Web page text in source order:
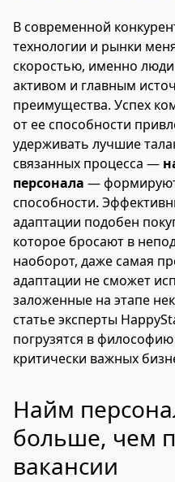
В современной
технологии и рынки
скоростью, именно
активом и главным
преимущества. Успех
от ее способности
удерживать лучшие
связанных процесса —
персонала —
способности.
адаптации подобен
которое бросают в
наоборот, даже самая
адаптации не сможет
заложенные на этапе
статье эксперты
погрузятся в философию
критически важных
Найм
больше, чем
вакансии